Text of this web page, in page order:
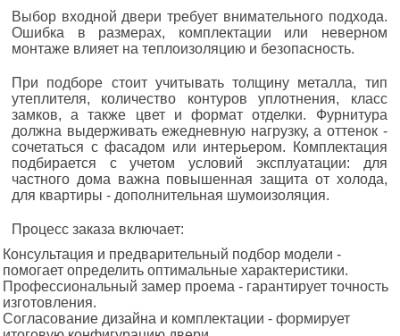
Выбор входной двери требует внимательного подхода.
Ошибка в размерах, комплектации или неверном
монтаже влияет на теплоизоляцию и безопасность.
При подборе стоит учитывать толщину металла, тип
утеплителя, количество контуров уплотнения, класс
замков, а также цвет и формат отделки. Фурнитура
должна выдерживать ежедневную нагрузку, а оттенок -
сочетаться с фасадом или интерьером. Комплектация
подбирается с учетом условий эксплуатации: для
частного дома важна повышенная защита от холода,
для квартиры - дополнительная шумоизоляция.
Процесс заказа включает:
Консультация и предварительный подбор модели -
помогает определить оптимальные характеристики.
Профессиональный замер проема - гарантирует точность
изготовления.
Согласование дизайна и комплектации - формирует